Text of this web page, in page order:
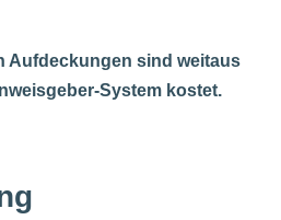
Aufdeckungen sind weitaus
System kostet.